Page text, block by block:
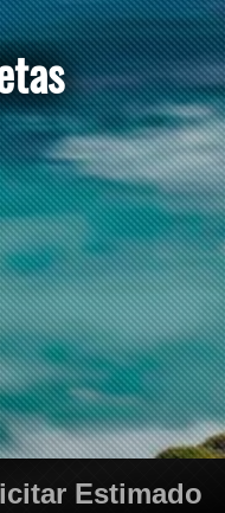
Estimado